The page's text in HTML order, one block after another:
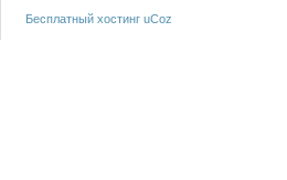
Бесплатный хостинг uCoz